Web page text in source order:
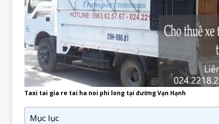
Taxi tai gia re tai ha noi phi long tại đường Vạn Hạnh
Mục lục